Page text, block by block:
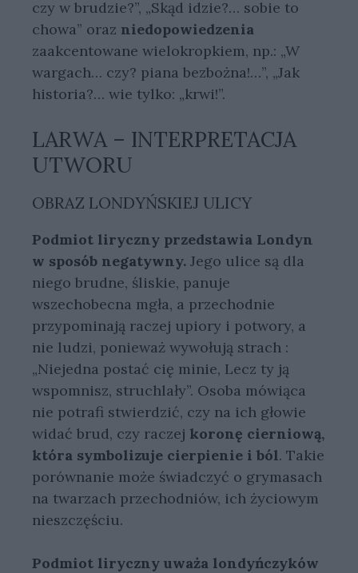
czy w brudzie?”, „Skąd idzie?… sobie to
chowa” oraz niedopowiedzenia
zaakcentowane wielokropkiem, np.: „W
wargach… czy? piana bezbożna!…”, „Jak
historia?… wie tylko: „krwi!”.
LARWA – INTERPRETACJA
UTWORU
OBRAZ LONDYŃSKIEJ ULICY
Podmiot liryczny przedstawia Londyn
w sposób negatywny. Jego ulice są dla
niego brudne, śliskie, panuje
wszechobecna mgła, a przechodnie
przypominają raczej upiory i potwory, a
nie ludzi, ponieważ wywołują strach :
„Niejedna postać cię minie, Lecz ty ją
wspomnisz, struchlały”. Osoba mówiąca
nie potrafi stwierdzić, czy na ich głowie
widać brud, czy raczej koronę cierniową,
która symbolizuje cierpienie i ból. Takie
porównanie może świadczyć o grymasach
na twarzach przechodniów, ich życiowym
nieszczęściu.
Podmiot liryczny uważa londyńczyków